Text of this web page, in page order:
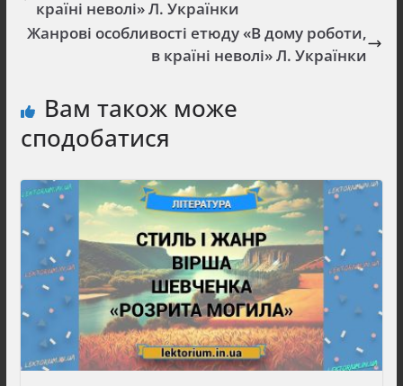
країні неволі» Л. Українки
Жанрові особливості етюду «В дому роботи,
в країні неволі» Л. Українки
Вам також може
сподобатися